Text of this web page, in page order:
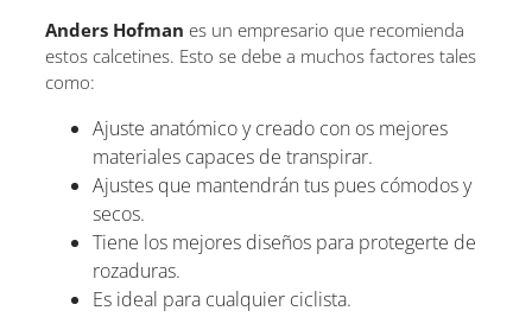
Anders Hofman es un empresario que recomienda
estos calcetines. Esto se debe a muchos factores tales
como:
Ajuste anatómico y creado con os mejores
materiales capaces de transpirar.
Ajustes que mantendrán tus pues cómodos y
secos.
Tiene los mejores diseños para protegerte de
rozaduras.
Es ideal para cualquier ciclista.